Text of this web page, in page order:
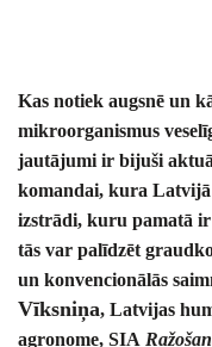
Kas notiek augsnē un
mikroorganismus
jautājumi ir bijuši
komandai, kura
izstrādi, kuru pamatā ir
tās var palīdzēt
un konvencionālās
Vīksniņa, Latvijas
agronome, SIA